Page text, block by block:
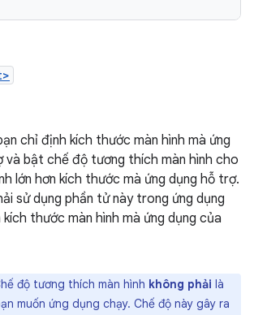
chỉ định kích thước màn hình mà ứng
và bật chế độ tương thích màn hình cho
lớn hơn kích thước mà ứng dụng hỗ trợ.
sử dụng phần tử này trong ứng dụng
thước màn hình mà ứng dụng của
độ tương thích màn hình không phải là
muốn ứng dụng chạy. Chế độ này gây ra